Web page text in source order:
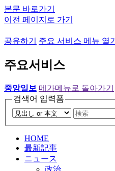
본문 바로가기
이전 페이지로 가기
공유하기 주요 서비스 메뉴 열기
주요서비스
중앙일보 메가메뉴로 돌아가기
검색어 입력폼
HOME
最新記事
ニュース
政治